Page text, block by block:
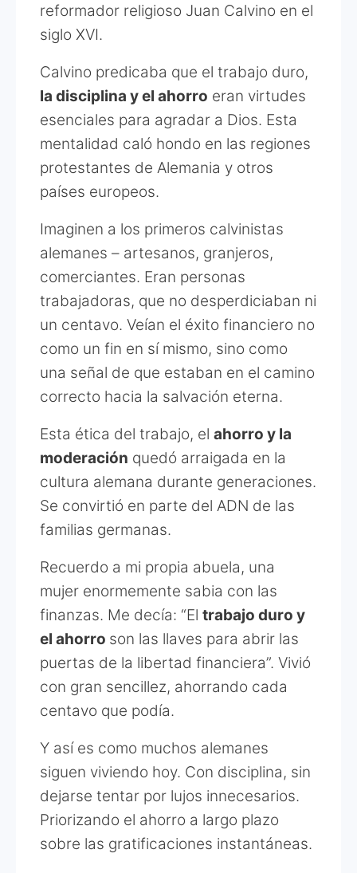
reformador religioso Juan Calvino en el
siglo XVI.
Calvino predicaba que el trabajo duro,
la disciplina y el ahorro eran virtudes
esenciales para agradar a Dios. Esta
mentalidad caló hondo en las regiones
protestantes de Alemania y otros
países europeos.
Imaginen a los primeros calvinistas
alemanes – artesanos, granjeros,
comerciantes. Eran personas
trabajadoras, que no desperdiciaban ni
un centavo. Veían el éxito financiero no
como un fin en sí mismo, sino como
una señal de que estaban en el camino
correcto hacia la salvación eterna.
Esta ética del trabajo, el ahorro y la
moderación quedó arraigada en la
cultura alemana durante generaciones.
Se convirtió en parte del ADN de las
familias germanas.
Recuerdo a mi propia abuela, una
mujer enormemente sabia con las
finanzas. Me decía: “El trabajo duro y
el ahorro son las llaves para abrir las
puertas de la libertad financiera”. Vivió
con gran sencillez, ahorrando cada
centavo que podía.
Y así es como muchos alemanes
siguen viviendo hoy. Con disciplina, sin
dejarse tentar por lujos innecesarios.
Priorizando el ahorro a largo plazo
sobre las gratificaciones instantáneas.